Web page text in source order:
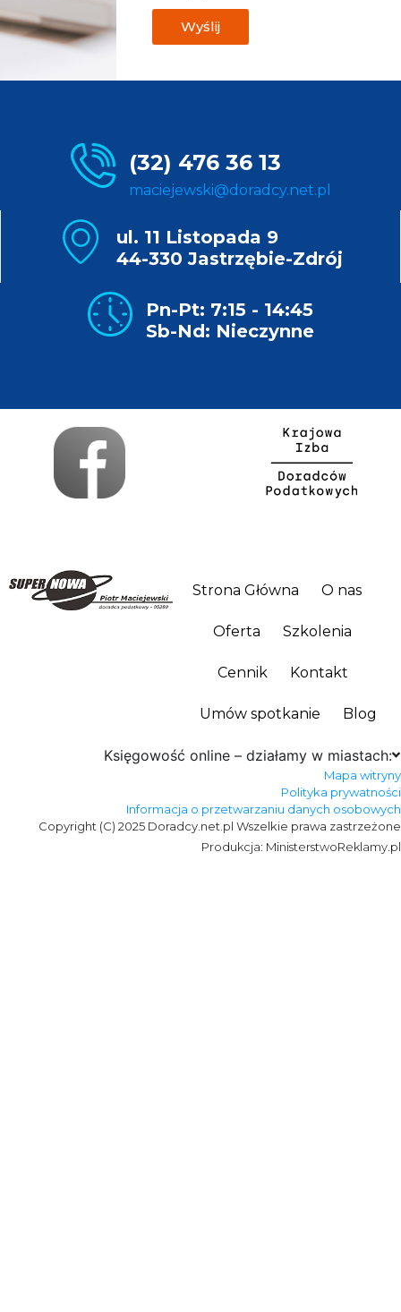
Wyślij
(32) 476 36 13
maciejewski@doradcy.net.pl
ul. 11 Listopada 9
44-330 Jastrzębie-Zdrój
Pn-Pt: 7:15 - 14:45
Sb-Nd: Nieczynne
Strona Główna O nas
Oferta Szkolenia
Cennik Kontakt
Umów spotkanie Blog
Księgowość online – działamy w miastach:
Mapa witryny
Polityka prywatności
Informacja o przetwarzaniu danych osobowych
Copyright (C) 2025 Doradcy.net.pl Wszelkie prawa zastrzeżone
Produkcja: MinisterstwoReklamy.pl